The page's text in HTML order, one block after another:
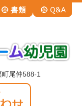
尾仲588-1